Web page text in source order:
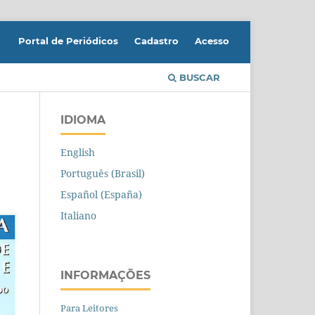
BUSCAR
Portal de Periódicos Cadastro Acesso
IDIOMA
English
Português (Brasil)
Español (España)
Italiano
INFORMAÇÕES
Para Leitores